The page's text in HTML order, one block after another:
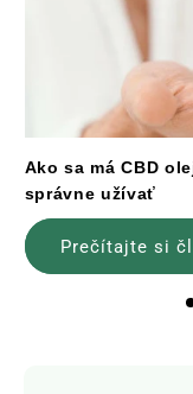
Ako sa má CBD
správne užívať
Prečítajte si